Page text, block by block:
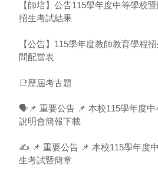
【師培】公告115學年度中等學校
招生考試結果
【公告】115學年度教師教育學程
間配當表
📑歷屆考古題
🗣️📌 重要公告 📌 本校115學年度中
說明會簡報下載
✍️ 📌 重要公告 📌 本校115學年度
生考試暨簡章